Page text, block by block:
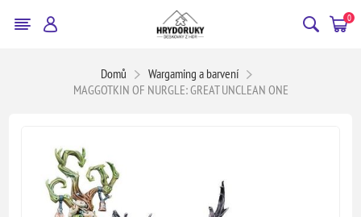
0
Domů
Wargaming a barvení
MAGGOTKIN OF NURGLE: GREAT UNCLEAN ONE